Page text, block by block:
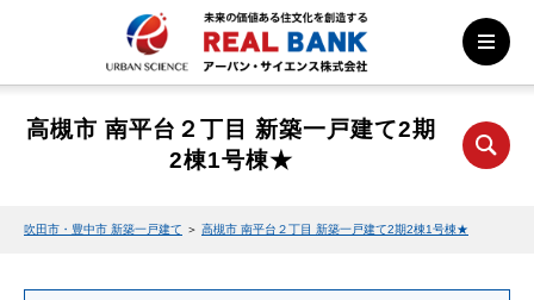
高槻市 南平台２丁目 新築一戸建て2期
2棟1号棟★
吹田市・豊中市 新築一戸建て ＞ 高槻市 南平台２丁目 新築一戸建て2期2棟1号棟★